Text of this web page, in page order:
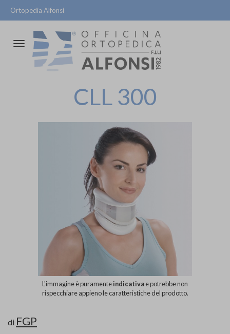
Ortopedia Alfonsi
Attiva/disattiva
navigazione
CLL 300
L'immagine è puramenteindicativae potrebbe non
rispecchiare appieno le caratteristiche del prodotto.
di FGP